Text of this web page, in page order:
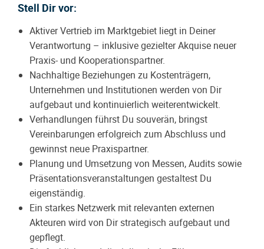
Stell Dir vor:
Aktiver Vertrieb im Marktgebiet liegt in Deiner
Verantwortung – inklusive gezielter Akquise neuer
Praxis- und Kooperationspartner.
Nachhaltige Beziehungen zu Kostenträgern,
Unternehmen und Institutionen werden von Dir
aufgebaut und kontinuierlich weiterentwickelt.
Verhandlungen führst Du souverän, bringst
Vereinbarungen erfolgreich zum Abschluss und
gewinnst neue Praxispartner.
Planung und Umsetzung von Messen, Audits sowie
Präsentationsveranstaltungen gestaltest Du
eigenständig.
Ein starkes Netzwerk mit relevanten externen
Akteuren wird von Dir strategisch aufgebaut und
gepflegt.